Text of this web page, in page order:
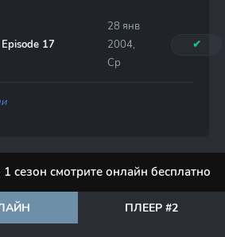
Episode 17
28 янв
2004,
Ср
✔
1 сезон смотрите онлайн бесплатно
ПЛЕЕР #2